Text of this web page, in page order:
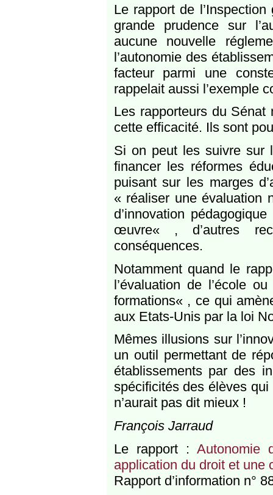
Le rapport de
grande prudence sur
aucune nouvelle
l’autonomie des
facteur parmi une
rappelait aussi l’exemple
Les rapporteurs du Sénat
cette efficacité. Ils sont
Si on peut les suivre sur
financer les réformes
puisant sur les marges
« réaliser une évaluation
d’innovation
œuvre« , d’autres
conséquences.
Notamment quand le
l’évaluation de l’école
formations« , ce qui
aux Etats-Unis par la loi
Mêmes illusions sur
un outil permettant de
établissements par des
spécificités des élèves qui
n’aurait pas dit mieux !
François Jarraud
Le rapport :Autonomie
application du droit et une
Rapport d’information n°